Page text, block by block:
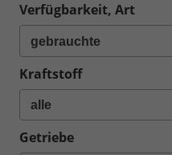
Verfügbarkeit, Art
Kraftstoff
Getriebe